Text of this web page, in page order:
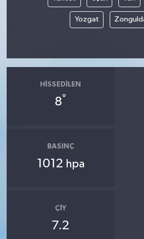
Yozgat
HISSEDILEN
8°
BASINÇ
1012 hpa
ÇIY
7.2